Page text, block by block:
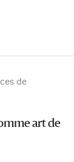
de
art de